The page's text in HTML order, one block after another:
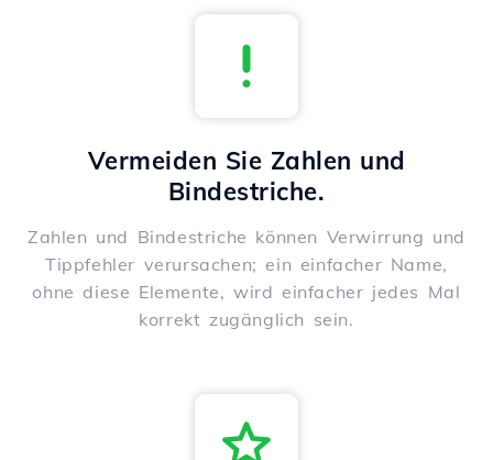
Vermeiden Sie Zahlen und
Bindestriche.
Zahlen und Bindestriche können Verwirrung und
Tippfehler verursachen; ein einfacher Name,
ohne diese Elemente, wird einfacher jedes Mal
korrekt zugänglich sein.